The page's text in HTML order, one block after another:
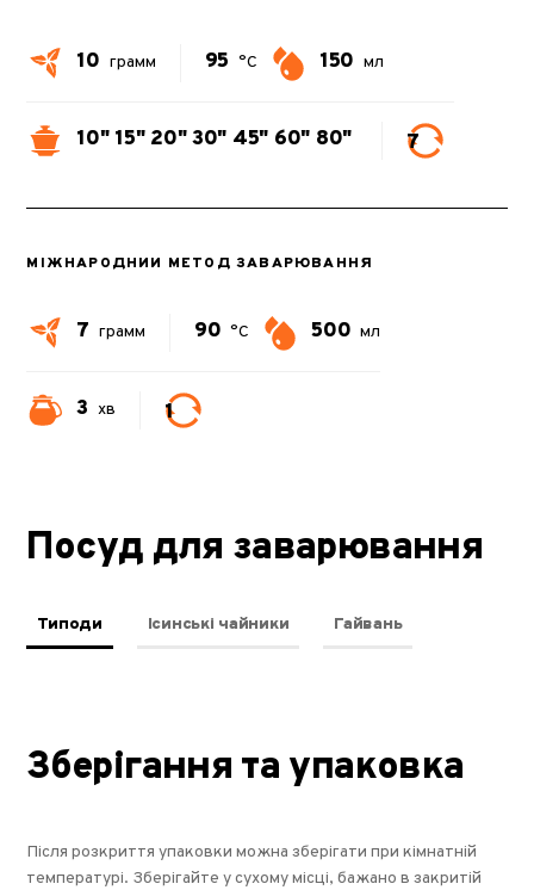
10 грамм 95 °C 150 мл
10" 15" 20" 30" 45" 60" 80" 7
МІЖНАРОДНИЙ МЕТОД ЗАВАРЮВАННЯ
7 грамм 90 °C 500 мл
3 хв 1
Посуд для заварювання
Типоди Ісинські чайники Гайвань
Зберігання та упаковка
Після розкриття упаковки можна зберігати при кімнатній
температурі. Зберігайте у сухому місці, бажано в закритій